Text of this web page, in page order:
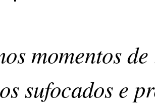
momentos
sufocados e